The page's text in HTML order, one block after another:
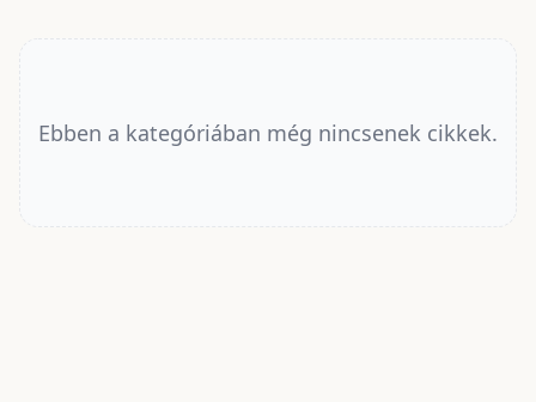
Ebben a kategóriában még nincsenek cikkek.